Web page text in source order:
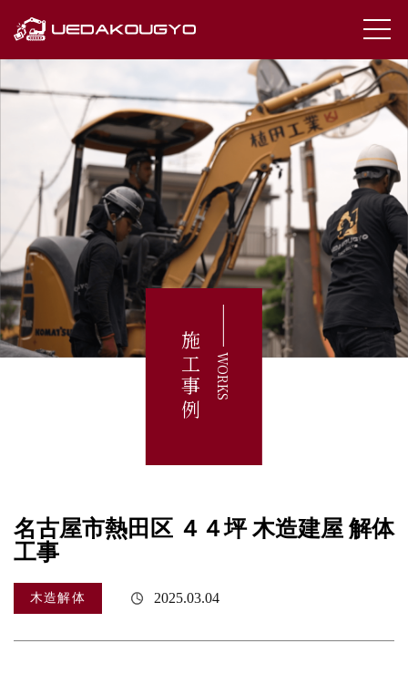
施工事例 WORKS
名古屋市熱田区 ４４坪 木造建屋 解体
工事
木造解体 2025.03.04